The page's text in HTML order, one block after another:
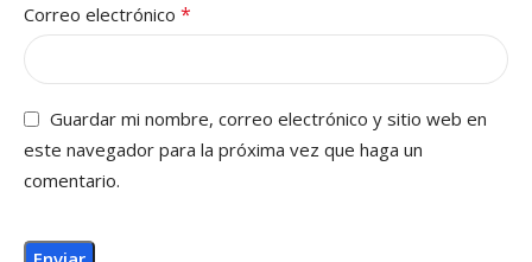
Correo electrónico *
Guardar mi nombre, correo electrónico y sitio web en
este navegador para la próxima vez que haga un
comentario.